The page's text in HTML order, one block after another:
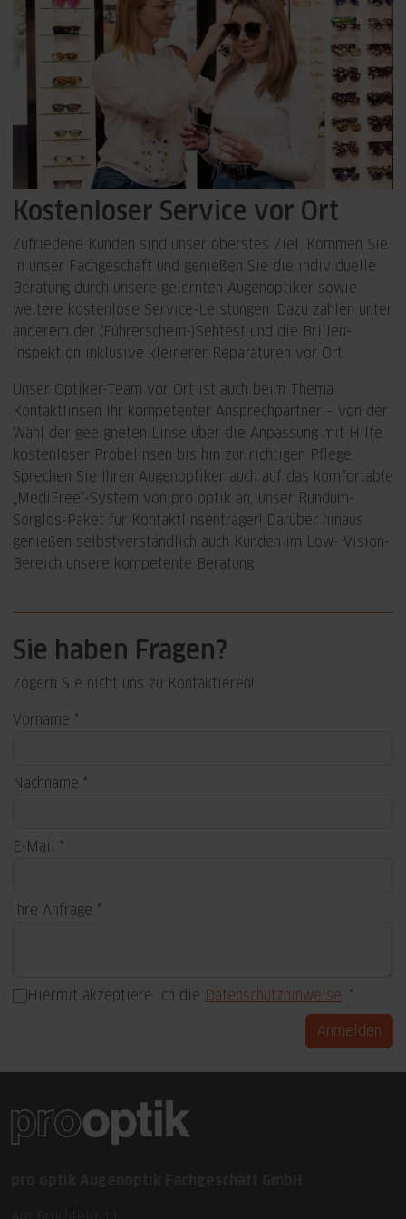
Kostenloser Service vor Ort
Zufriedene Kunden sind unser oberstes Ziel. Kommen Sie
in unser Fachgeschäft und genießen Sie die individuelle
Beratung durch unsere gelernten Augenoptiker sowie
weitere kostenlose Service-Leistungen. Dazu zählen unter
anderem der (Führerschein-)Sehtest und die Brillen-
Inspektion inklusive kleinerer Reparaturen vor Ort.
Unser Optiker-Team vor Ort ist auch beim Thema
Kontaktlinsen Ihr kompetenter Ansprechpartner – von der
Wahl der geeigneten Linse über die Anpassung mit Hilfe
kostenloser Probelinsen bis hin zur richtigen Pflege.
Sprechen Sie Ihren Augenoptiker auch auf das komfortable
„MediFree“-System von pro optik an, unser Rundum-
Sorglos-Paket für Kontaktlinsenträger! Darüber hinaus
genießen selbstverständlich auch Kunden im Low- Vision-
Bereich unsere kompetente Beratung.
Vorname
Nachname
E-Mail
Ihre Anfrage
Hiermit akzeptiere ich die Datenschutzhinweise.
Anmelden
Sie haben Fragen?
Zögern Sie nicht uns zu Kontaktieren!